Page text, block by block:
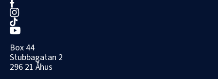
Box 44
Stubbagatan 2
296 21 Åhus